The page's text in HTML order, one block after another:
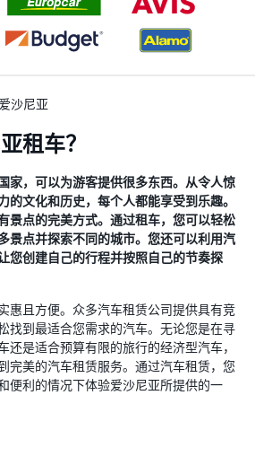
沙尼亚
租车？
家，可以为游客提供很多东西。从令人惊
的文化和历史，每个人都能享受到乐趣。
景点的完美方式。通过租车，您可以轻松
景点并探索不同的城市。您还可以利用汽
您创建自己的行程并按照自己的节奏探
惠且方便。众多汽车租赁公司提供具有竞
找到最适合您需求的汽车。无论您是在寻
还是适合预算有限的旅行的经济型汽车，
完美的汽车租赁服务。通过汽车租赁，您
便利的情况下体验爱沙尼亚所提供的一